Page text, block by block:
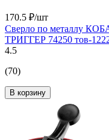
170.5 ₽/шт
Сверло по металлу
ТРИГГЕР 74250 тов-
4.5
(70)
В корзину